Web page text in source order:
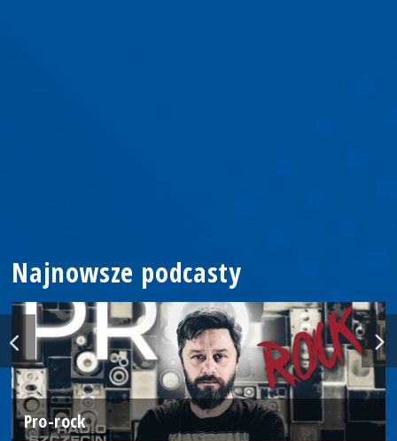
Najnowsze podcasty
Pro-rock